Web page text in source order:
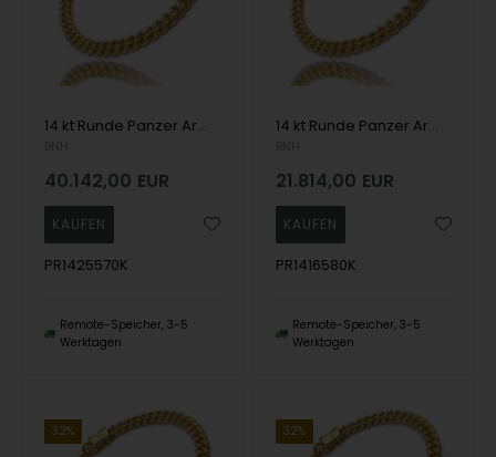
14 kt Runde Panzer Armbänder und Halsketten von Danske BNH
40.142,00 EUR
PR1425570K
Remote-Speicher, 3-5
Werktagen
14 kt Runde Panzer Armbänder und Halsketten von Danske BNH
21.814,00 EUR
PR1416580K
Remote-Speicher, 3-5
Werktagen
32% 32%